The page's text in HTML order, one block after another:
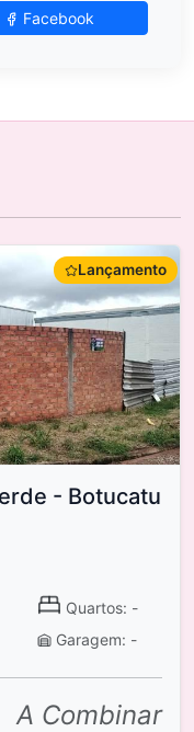
Facebook
Lançamento
- Botucatu
Quartos: -
Garagem: -
A Combinar